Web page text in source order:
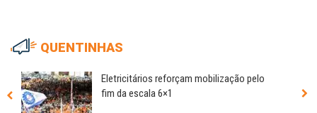
QUENTINHAS
Eletricitários reforçam mobilização pelo
fim da escala 6×1